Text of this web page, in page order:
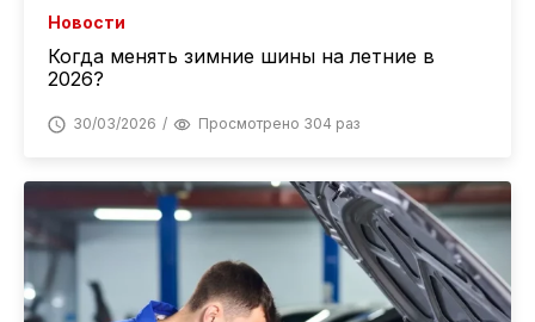
Новости
Когда менять зимние шины на летние в
2026?
30/03/2026 Просмотрено 304 раз